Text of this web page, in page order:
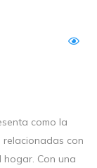
como la
con
hogar. Con una